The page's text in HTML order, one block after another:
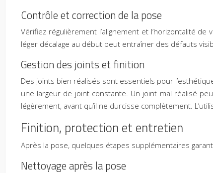
Contrôle et correction de la pose
Vérifiez régulièrement l’alignement et l’horizontalité
léger décalage au début peut entraîner des défauts
Gestion des joints et finition
Des joints bien réalisés sont essentiels pour
une largeur de joint constante. Un joint mal réalisé
légèrement, avant qu’il ne durcisse complètement.
Finition, protection et entretien
Après la pose, quelques étapes supplémentaires
Nettoyage après la pose